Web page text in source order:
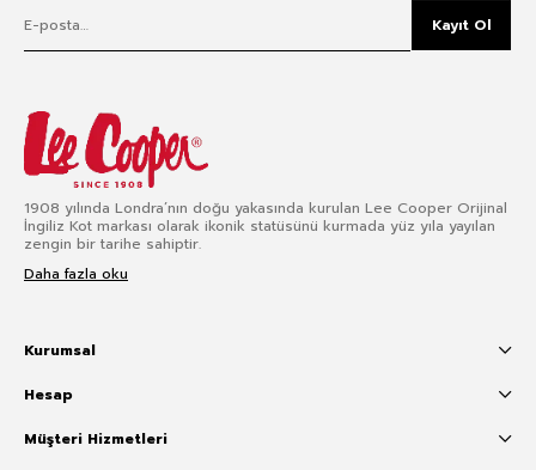
Kayıt Ol
1908 yılında Londra’nın doğu yakasında kurulan Lee Cooper Orijinal
İngiliz Kot markası olarak ikonik statüsünü kurmada yüz yıla yayılan
zengin bir tarihe sahiptir.
Daha fazla oku
Kurumsal
Hesap
Müşteri Hizmetleri